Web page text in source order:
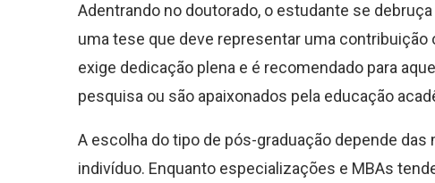
Adentrando no doutorado, o estudante se
uma tese que deve representar uma contribuição
exige dedicação plena e é recomendado para
pesquisa ou são apaixonados pela educação
A escolha do tipo de pós-graduação depende
indivíduo. Enquanto especializações e MBAs